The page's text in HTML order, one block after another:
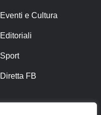
Eventi e Cultura
Editoriali
Sport
Diretta FB